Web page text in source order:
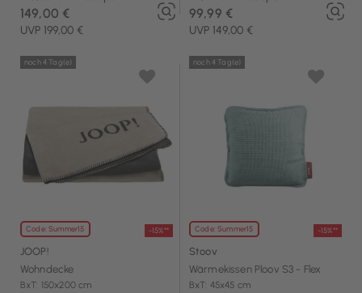
UVP 199,00 €
149,00 €
UVP 149,00 €
99,99 €
Code: Summer15 -15%**
noch 4 Tag(e)
JOOP!
Wohndecke
BxT: 150x200 cm
Code: Summer15 -15%**
noch 4 Tag(e)
Stoov
Wärmekissen Ploov S3 - Flex
BxT: 45x45 cm